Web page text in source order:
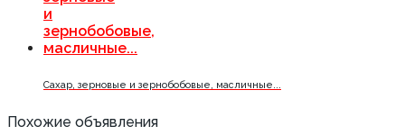
Сахар, зерновые и зернобобовые, масличные...
Похожие объявления